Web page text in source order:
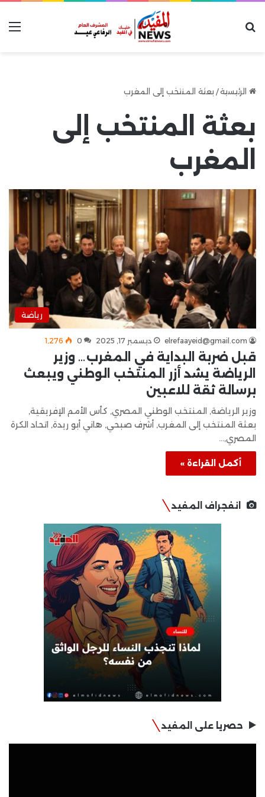
الرئيسية/ بعثة المنتخب إلى المغرب
بعثة المنتخب إلى
المغرب
رياضة
elrefaayeid@gmail.com ديسمبر 17, 2025 0 1٬276
قبل ضربة البداية في المغرب… وزير
الرياضة يشد أزر المنتخب الوطني ويبعث
برسالة ثقة للاعبين
وزير الرياضة, المنتخب الوطني المصري, كأس الأمم الإفريقية,
بعثة المنتخب إلى المغرب, أشرف صبحي, هاني أبو ريدة, اتحاد الكرة
المصري,…
أكمل القراءة »
انفجراف المفيد
حصريا على المفيد